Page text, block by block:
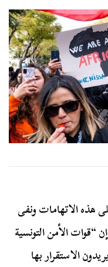
هذه الاتهامات ونفى
الأمن التونسية
الاستقرار بها